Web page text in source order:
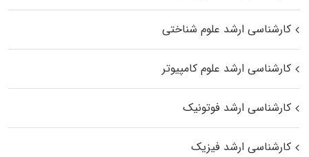
کارشناسی ارشد علوم شناختی
کارشناسی ارشد علوم کامپیوتر
کارشناسی ارشد فوتونیک
کارشناسی ارشد فیزیک